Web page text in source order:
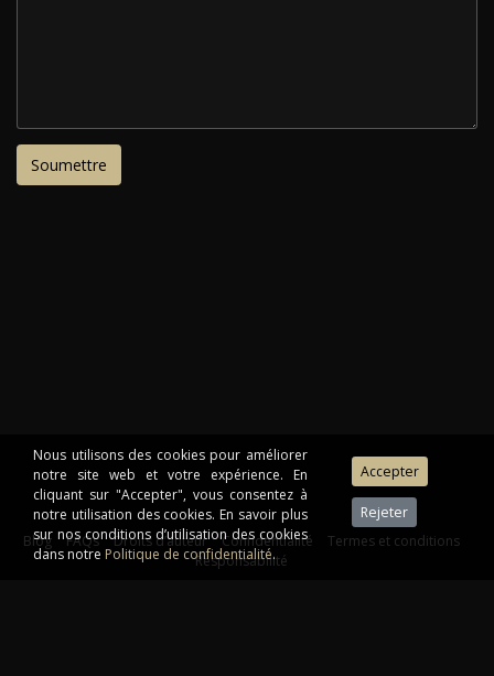
Blog FAQs Droits d’auteur Confidentialité
Termes et conditions
Responsabilité
Nous utilisons des cookies pour améliorer
notre site web et votre expérience. En
cliquant sur "Accepter", vous consentez à
notre utilisation des cookies. En savoir plus
sur nos conditions d’utilisation des cookies
dans notre Politique de confidentialité.